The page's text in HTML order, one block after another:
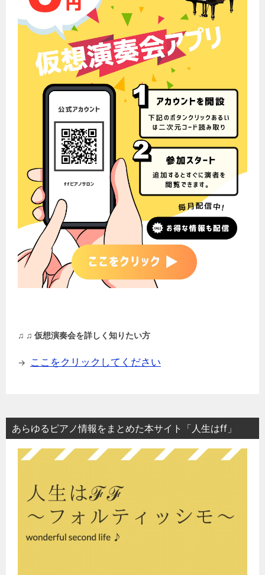
♫ ♫ 仮想演奏会を詳しく知りたい方
→ ここをクリックしてください
あらゆるピアノ情報をまとめた本サイト「人生はff」